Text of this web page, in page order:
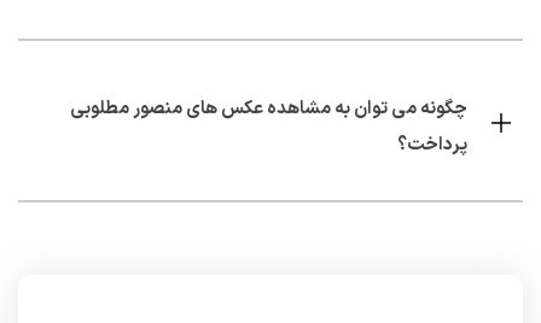
چگونه می توان به مشاهده عکس های منصور مطلوبی
پرداخت؟